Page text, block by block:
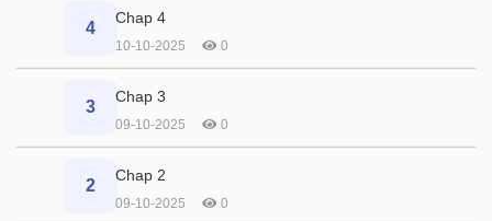
4
Chap 4
10-10-2025 0
3
Chap 3
09-10-2025 0
2
Chap 2
09-10-2025 0